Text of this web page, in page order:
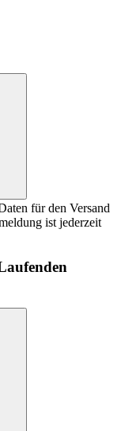
für den Versand
ist jederzeit